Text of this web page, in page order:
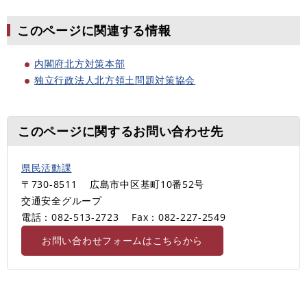
このページに関連する情報
内閣府北方対策本部
独立行政法人北方領土問題対策協会
このページに関するお問い合わせ先
県民活動課
〒730-8511
広島市中区基町10番52号
交通安全グループ
電話：082-513-2723
Fax：082-227-2549
お問い合わせフォームはこちらから